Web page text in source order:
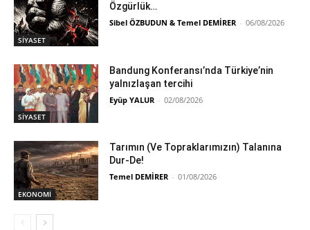
SİYASET
Özgürlük…
Sibel ÖZBUDUN & Temel DEMİRER - 06/08/2026
SİYASET
Bandung Konferansı’nda Türkiye’nin
yalnızlaşan tercihi
Eyüp YALUR - 02/08/2026
EKONOMİ
Tarımın (Ve Topraklarımızın) Talanına
Dur-De!
Temel DEMİRER - 01/08/2026